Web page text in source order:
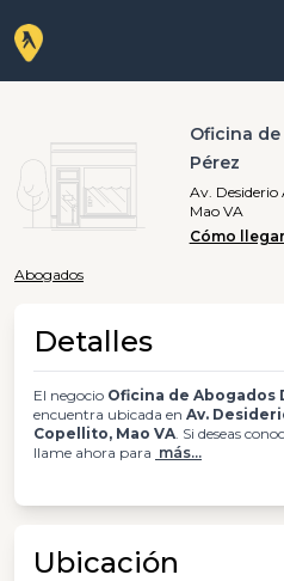
Oficina de
Pérez
Av. Desiderio
Mao VA
Cómo llegar
Abogados
Detalles
El negocio Oficina de Abogados
encuentra ubicada en Av.
Copellito, Mao VA. Si deseas
llame ahora para más...
Ubicación